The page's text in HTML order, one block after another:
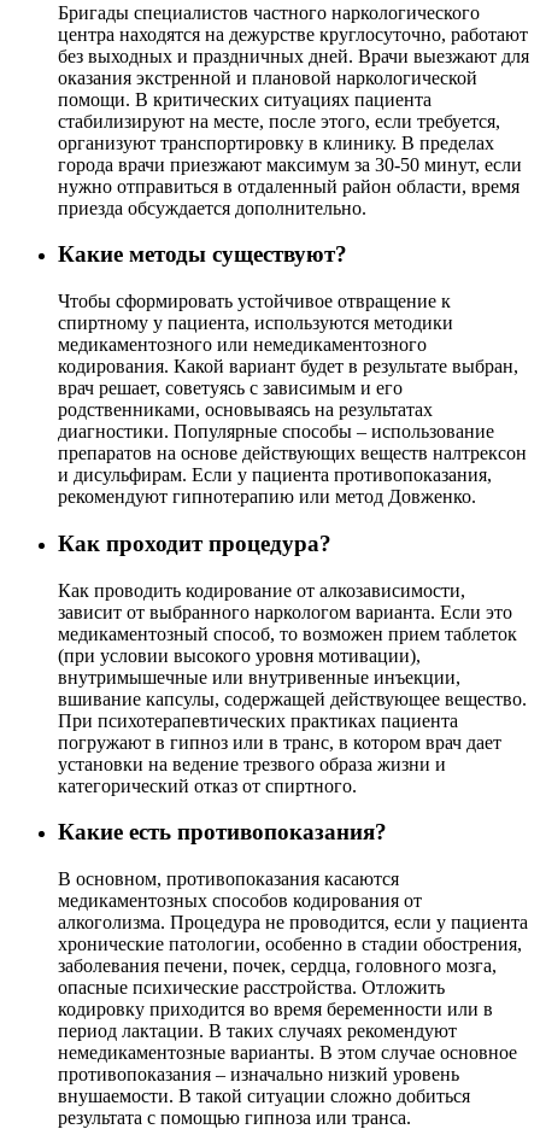
Бригады специалистов частного наркологического
центра находятся на дежурстве круглосуточно, работают
без выходных и праздничных дней. Врачи выезжают для
оказания экстренной и плановой наркологической
помощи. В критических ситуациях пациента
стабилизируют на месте, после этого, если требуется,
организуют транспортировку в клинику. В пределах
города врачи приезжают максимум за 30-50 минут, если
нужно отправиться в отдаленный район области, время
приезда обсуждается дополнительно.
Какие методы существуют?
Чтобы сформировать устойчивое отвращение к
спиртному у пациента, используются методики
медикаментозного или немедикаментозного
кодирования. Какой вариант будет в результате выбран,
врач решает, советуясь с зависимым и его
родственниками, основываясь на результатах
диагностики. Популярные способы – использование
препаратов на основе действующих веществ налтрексон
и дисульфирам. Если у пациента противопоказания,
рекомендуют гипнотерапию или метод Довженко.
Как проходит процедура?
Как проводить кодирование от алкозависимости,
зависит от выбранного наркологом варианта. Если это
медикаментозный способ, то возможен прием таблеток
(при условии высокого уровня мотивации),
внутримышечные или внутривенные инъекции,
вшивание капсулы, содержащей действующее вещество.
При психотерапевтических практиках пациента
погружают в гипноз или в транс, в котором врач дает
установки на ведение трезвого образа жизни и
категорический отказ от спиртного.
Какие есть противопоказания?
В основном, противопоказания касаются
медикаментозных способов кодирования от
алкоголизма. Процедура не проводится, если у пациента
хронические патологии, особенно в стадии обострения,
заболевания печени, почек, сердца, головного мозга,
опасные психические расстройства. Отложить
кодировку приходится во время беременности или в
период лактации. В таких случаях рекомендуют
немедикаментозные варианты. В этом случае основное
противопоказания – изначально низкий уровень
внушаемости. В такой ситуации сложно добиться
результата с помощью гипноза или транса.